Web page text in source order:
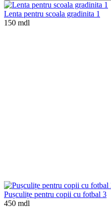
Lenta pentru scoala gradinita 1
150 mdl
Pușculițe pentru copii cu fotbal 3
450 mdl